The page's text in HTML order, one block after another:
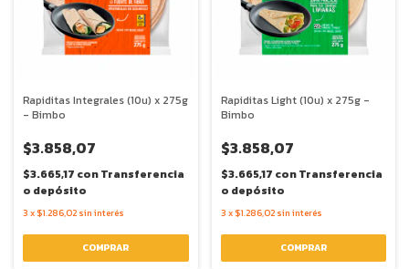
Rapiditas Integrales (10u) x 275g
- Bimbo
$3.858,07
$3.665,17 conTransferencia
o depósito
3 x $1.286,02 sin interés
Rapiditas Light (10u) x 275g -
Bimbo
$3.858,07
$3.665,17 conTransferencia
o depósito
3 x $1.286,02 sin interés